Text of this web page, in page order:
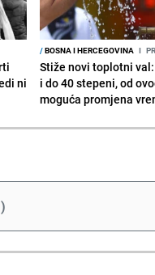
ni
/BOSNA I HERCEGOVINA I
Stiže novi toplotni
i do 40 stepeni, od
moguća promjena
)